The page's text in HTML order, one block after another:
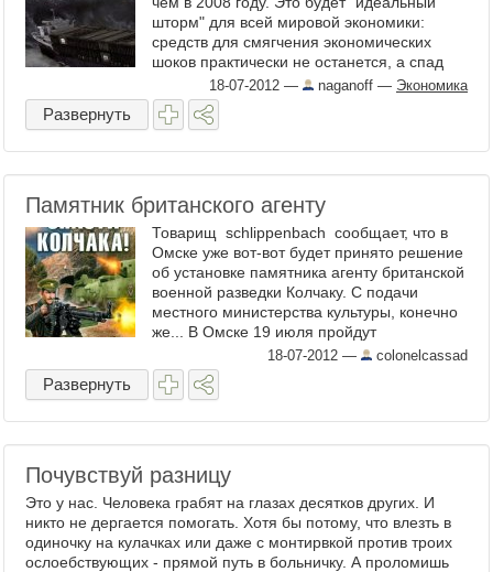
шторм" для всей мировой экономики:
средств для смягчения экономических
шоков практически не останется, а спад
произойдет во всех ключевых ...
18-07-2012 — naganoff — Экономика
Развернуть
Памятник британского агенту
Товарищ schlippenbach сообщает, что в
Омске уже вот-вот будет принято решение
об установке памятника агенту британской
военной разведки Колчаку. С подачи
местного министерства культуры, конечно
же... В Омске 19 июля пройдут
общественные ...18-07-2012 — colonelcassad
Развернуть
Почувствуй разницу
Это у нас. Человека грабят на глазах десятков других. И
никто не дергается помогать. Хотя бы потому, что влезть в
одиночку на кулачках или даже с монтирвкой против троих
ослоебствующих - прямой путь в больничку. А проломишь